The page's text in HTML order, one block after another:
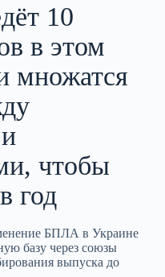
10
в этом
множатся
чтобы
год
БПЛА в Украине
базу через союзы
выпуска до